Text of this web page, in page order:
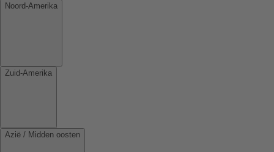
Noord-Amerika
Zuid-Amerika
Azië / Midden oosten